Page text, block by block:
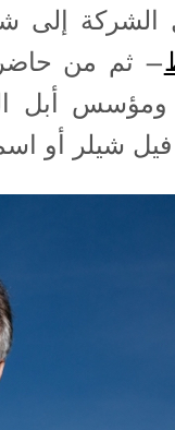
إلى
أبل
شيلر أو